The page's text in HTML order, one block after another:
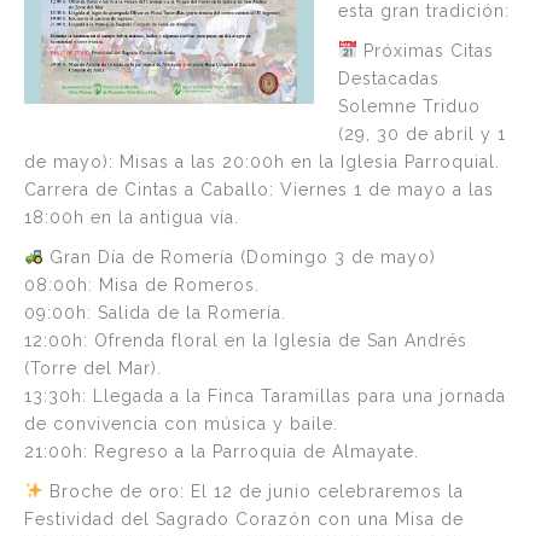
esta gran tradición:
Próximas Citas
Destacadas
Solemne Triduo
(29, 30 de abril y 1
de mayo): Misas a las 20:00h en la Iglesia Parroquial.
Carrera de Cintas a Caballo: Viernes 1 de mayo a las
18:00h en la antigua vía.
Gran Día de Romería (Domingo 3 de mayo)
08:00h: Misa de Romeros.
09:00h: Salida de la Romería.
12:00h: Ofrenda floral en la Iglesia de San Andrés
(Torre del Mar).
13:30h: Llegada a la Finca Taramillas para una jornada
de convivencia con música y baile.
21:00h: Regreso a la Parroquia de Almayate.
Broche de oro: El 12 de junio celebraremos la
Festividad del Sagrado Corazón con una Misa de